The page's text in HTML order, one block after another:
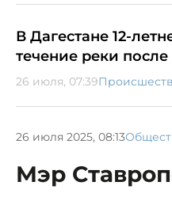
В Дагестане 12-
течение реки
26 июля, 07:39
26 июля 2025, 08:13
Мэр